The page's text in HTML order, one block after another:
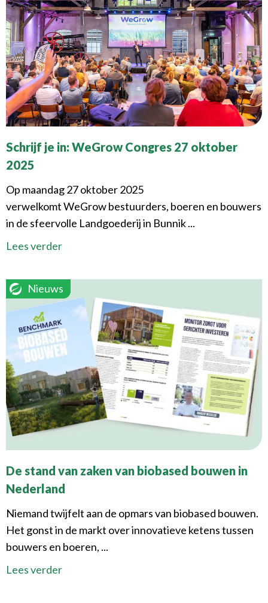
Schrijf je in: WeGrow Congres 27 oktober
2025
Op maandag 27 oktober 2025
verwelkomt WeGrow bestuurders, boeren en bouwers
in de sfeervolle Landgoederij in Bunnik ...
Lees verder
Nieuws
De stand van zaken van biobased bouwen in
Nederland
Niemand twijfelt aan de opmars van biobased bouwen.
Het gonst in de markt over innovatieve ketens tussen
bouwers en boeren, ...
Lees verder